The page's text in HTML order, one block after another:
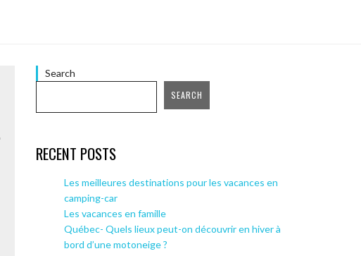
Search
SEARCH
RECENT POSTS
Les meilleures destinations pour les vacances en
camping-car
Les vacances en famille
Québec- Quels lieux peut-on découvrir en hiver à
bord d’une motoneige ?